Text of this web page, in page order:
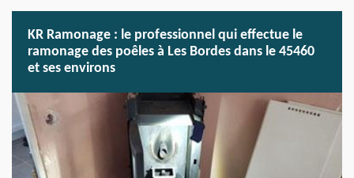
KR Ramonage : le professionnel qui effectue le
ramonage des poêles à Les Bordes dans le 45460
et ses environs